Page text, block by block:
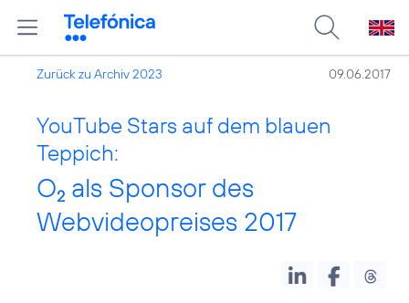
Zurück zu Archiv 2023 09.06.2017
YouTube Stars auf dem blauen
Teppich:
O2 als Sponsor des
Webvideopreises 2017